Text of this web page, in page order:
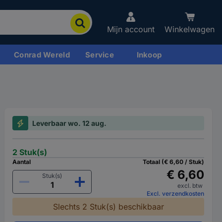
Mijn account Winkelwagen
Conrad Wereld Service Inkoop
Leverbaar wo. 12 aug.
2 Stuk(s)
Aantal
Stuk(s)
Totaal (€ 6,60 / Stuk)
€ 6,60
excl. btw
Excl. verzendkosten
Slechts 2 Stuk(s) beschikbaar